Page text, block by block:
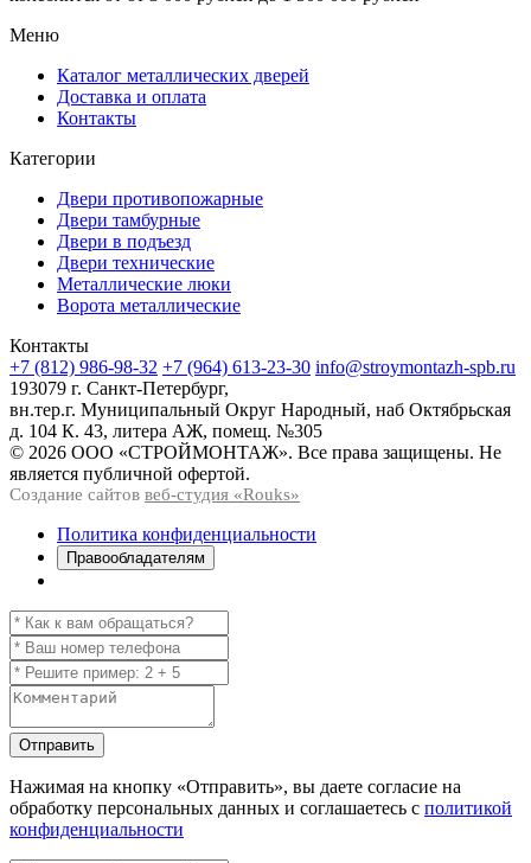
Меню
Каталог металлических дверей
Доставка и оплата
Контакты
Категории
Двери противопожарные
Двери тамбурные
Двери в подъезд
Двери технические
Металлические люки
Ворота металлические
Контакты
+7 (812) 986-98-32 +7 (964) 613-23-30 info@stroymontazh-spb.ru
193079 г. Санкт-Петербург,
вн.тер.г. Муниципальный Округ Народный, наб Октябрьская
д. 104 К. 43, литера АЖ, помещ. №305
© 2026 ООО «СТРОЙМОНТАЖ». Все права защищены. Не
является публичной офертой.
Создание сайтов веб-студия «Rouks»
Политика конфиденциальности
Правообладателям
Отправить
Нажимая на кнопку «Отправить», вы даете согласие на
обработку персональных данных и соглашаетесь с политикой
конфиденциальности